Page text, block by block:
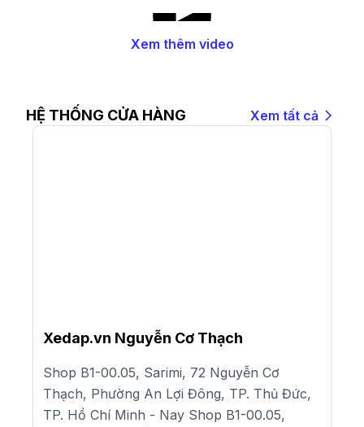
Xem thêm video
HỆ THỐNG CỬA HÀNG Xem tất cả
Xedap.vn Nguyễn Cơ Thạch
Shop B1-00.05, Sarimi, 72 Nguyễn Cơ
Thạch, Phường An Lợi Đông, TP. Thủ Đức,
TP. Hồ Chí Minh - Nay Shop B1-00.05,